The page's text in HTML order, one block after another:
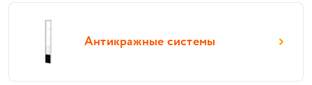
Антикражные системы